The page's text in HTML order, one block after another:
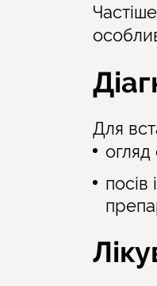
Для
огляд
посів